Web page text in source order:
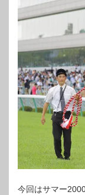
今回はサマー